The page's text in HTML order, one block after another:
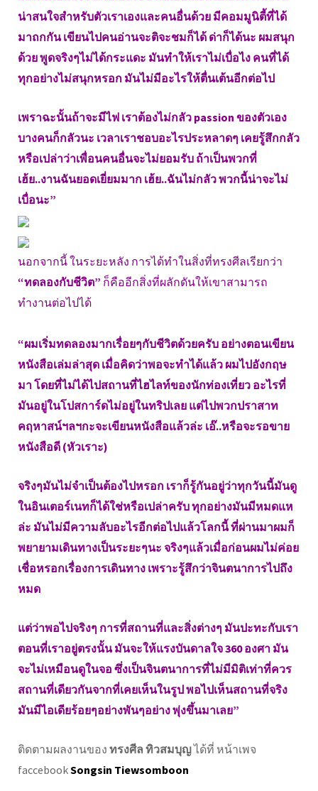
น่าสนใจสำหรับตัวเราเองและคนอื่นด้วย มีคอมมูนิตี้ที่ได้
มาถกกัน เขียนไปคนอ่านจะติจะชมก็ได้ ด่าก็ได้นะ ผมสนุก
ด้วย พูดจริงๆไม่ได้กระแดะ มันทำให้เราไม่เบื่อไง คนที่ได้
ทุกอย่างไม่สนุกหรอก มันไม่มีอะไรให้ตื่นเต้นอีกต่อไป
เพราฉะนั้นถ้าจะมีไฟ เราต้องไม่กลัว passion ของตัวเอง
บางคนก็กลัวนะ เวลาเราชอบอะไรประหลาดๆ เคยรู้สึกกลัว
หรือเปล่าว่าเพื่อนคนอื่นจะไม่ยอมรับ ถ้าเป็นพวกที่
เฮ้ย..งานฉันยอดเยี่ยมมาก เฮ้ย..ฉันไม่กลัว พวกนี้น่าจะไม่
เบื่อนะ”
นอกจากนี้ ในระยะหลัง การได้ทำในสิ่งที่ทรงศีลเรียกว่า
“ทดลองกับชีวิต” ก็คืออีกสิ่งที่ผลักดันให้เขาสามารถ
ทำงานต่อไปได้
“ผมเริ่มทดลองมากเรื่อยๆกับชีวิตด้วยครับ อย่างตอนเขียน
หนังสือเล่มล่าสุด เมื่อคิดว่าพอจะทำได้แล้ว ผมไปอังกฤษ
มา โดยที่ไม่ได้ไปสถานที่ไฮไลท์ของนักท่องเที่ยว อะไรที่
มันอยู่ในโปสการ์ดไม่อยู่ในทริปเลย แต่ไปพวกปราสาท
คฤหาสน์ฯลฯกะจะเขียนหนังสือแล้วล่ะ เอ๊..หรือจะรอขาย
หนังสือดี (หัวเราะ)
จริงๆมันไม่จำเป็นต้องไปหรอก เราก็รู้กันอยู่ว่าทุกวันนี้มันดู
ในอินเตอร์เนทก็ได้ใช่หรือเปล่าครับ ทุกอย่างมันมีหมดแห
ล่ะ มันไม่มีความลับอะไรอีกต่อไปแล้วโลกนี้ ที่ผ่านมาผมก็
พยายามเดินทางเป็นระยะๆนะ จริงๆแล้วเมื่อก่อนผมไม่ค่อย
เชื่อหรอกเรื่องการเดินทาง เพราะรู้สึกว่าจินตนาการไปถึง
หมด
แต่ว่าพอไปจริงๆ การที่สถานที่และสิ่งต่างๆ มันปะทะกับเรา
ตอนที่เราอยู่ตรงนั้น มันจะให้แรงบันดาลใจ 360 องศา มัน
จะไม่เหมือนดูในจอ ซึ่งเป็นจินตนาการที่ไม่มีมิติเท่าที่ควร
สถานที่เดียวกันจากที่เคยเห็นในรูป พอไปเห็นสถานที่จริง
มันมีไอเดียร้อยๆอย่างพันๆอย่าง พุ่งขึ้นมาเลย”
ติดตามผลงานของ ทรงศีล ทิวสมบุญได้ที่ หน้าเพจ
faccebookSongsin Tiewsomboon